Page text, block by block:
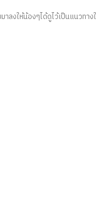
ลงให้น้องๆได้ดูไว้เป็นแนวทา